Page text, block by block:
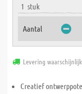
1 stuk
Aantal
Levering
Creatief